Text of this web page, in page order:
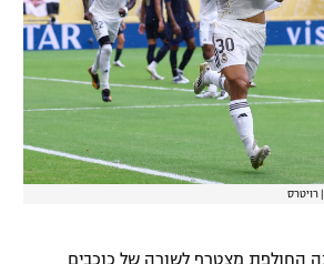
רויטרס
החולפת מצטרף לשורה של כוכבים